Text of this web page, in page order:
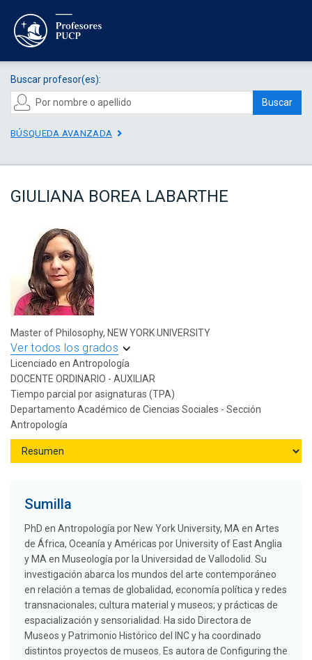
Buscar profesor(es):
Buscar
BÚSQUEDA AVANZADA
GIULIANA BOREA LABARTHE
Master of Philosophy, NEW YORK UNIVERSITY
Ver todos los grados
Licenciado en Antropología
DOCENTE ORDINARIO - AUXILIAR
Tiempo parcial por asignaturas (TPA)
Departamento Académico de Ciencias Sociales - Sección
Antropología
Sumilla
PhD en Antropología por New York University, MA en Artes
de África, Oceanía y Américas por University of East Anglia
y MA en Museología por la Universidad de Vallodolid. Su
investigación abarca los mundos del arte contemporáneo
en relación a temas de globalidad, economía política y redes
transnacionales; cultura material y museos; y prácticas de
espacialización y sensorialidad. Ha sido Directora de
Museos y Patrimonio Histórico del INC y ha coordinado
distintos proyectos de museos. Es autora de Configuring the